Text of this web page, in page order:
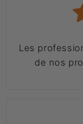
Les
de nos